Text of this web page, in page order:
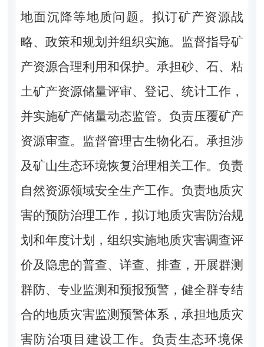
地面沉降等地质问题。拟订矿产资源战
略、政策和规划并组织实施。监督指导矿
产资源合理利用和保护。承担砂、石、粘
土矿产资源储量评审、登记、统计工作，
并实施矿产储量动态监管。负责压覆矿产
资源审查。监督管理古生物化石。承担涉
及矿山生态环境恢复治理相关工作。负责
自然资源领域安全生产工作。负责地质灾
害的预防治理工作，拟订地质灾害防治规
划和年度计划，组织实施地质灾害调查评
价及隐患的普查、详查、排查，开展群测
群防、专业监测和预报预警，健全群专结
合的地质灾害监测预警体系，承担地质灾
害防治项目建设工作。负责生态环境保